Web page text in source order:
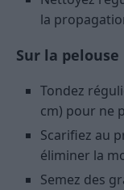
la
Sur la pelouse
Tondez
cm) pour ne
Scarifiez au
éliminer la
Semez des